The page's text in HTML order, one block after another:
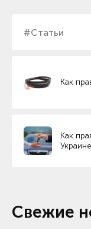
#Статьи
Как
Как
Свежие